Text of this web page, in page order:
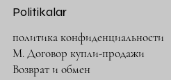
Politikalar
политика конфиденциальности
М. Договор купли-продажи
Возврат и обмен